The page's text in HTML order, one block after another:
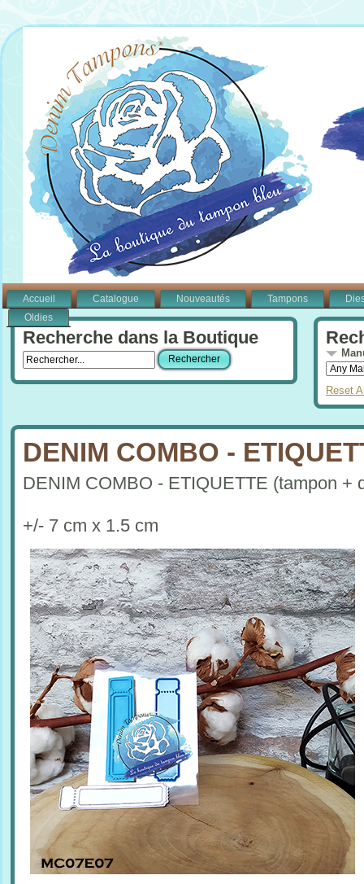
Accueil Catalogue Nouveautés Tampons
Oldies
Recherche dans la Boutique
Reset
DENIM COMBO -
DENIM COMBO - ETIQUETTE (tampon +
+/- 7 cm x 1.5 cm